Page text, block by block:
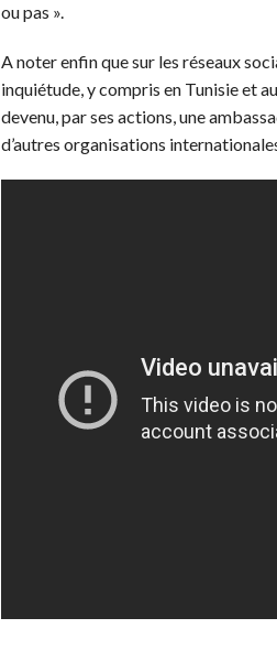
ou pas ».
A noter enfin que sur les réseaux
inquiétude, y compris en Tunisie et
devenu, par ses actions, une
d’autres organisations